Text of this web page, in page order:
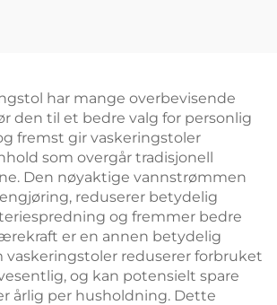
har mange overbevisende
den til et bedre valg for personlig
fremst gir vaskeringstoler
som overgår tradisjonell
Den nøyaktige vannstrømmen
reduserer betydelig
og fremmer bedre
er en annen betydelig
vaskeringstoler reduserer forbruket
og kan potensielt spare
årlig per husholdning. Dette